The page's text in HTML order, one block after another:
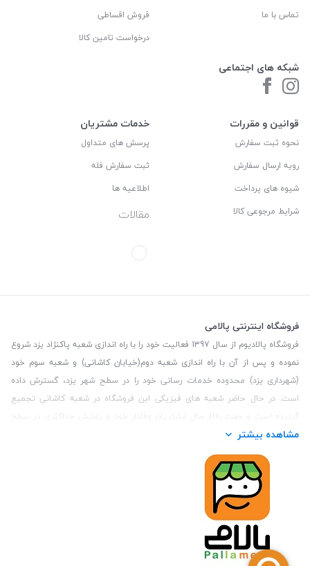
تماس با ما
شبکه های اجتماعی
فروش اقساطی
درخواست تامین کالا
قوانین و مقررات
نحوه ثبت سفارش
رویه ارسال سفارش
شیوه های پرداخت
شرایط مرجوعی کالا
خدمات مشتریان
پرسش های متداول
ثبت سفارش فله
اطلاعیه ها
مقالات
فروشگاه اینترنتی پالامی
فروشگاه پالادیوم از سال 1397 فعالیت خود را با راه اندازی شعبه پاکنژاد یزد شروع
نموده و پس از آن با راه اندازی شعبه دوم(خیابان کاشانی) و شعبه سوم خود
(شهرداری یزد) محدوده خدمات رسانی خود را در سطح شهر یزد، گسترش داده
است. در حال حاضر شعبه های فیزیکی این فروشگاه در شعبه کاشانی تجمیع
گردیده است و جهت رفاه حال مشتریان وفادار خود و پوشش حداکثری در سطح
استان یزد و همچنین مشتریان سطح کشور، فروشگاه اینترنتی پالامی را راه اندازی
نموده است. هدف فروشگاه اینترنتی پالامی فراهم نمودن یک خرید اینترنتی
مطمئن، با کالاهای متنوع، باکیفیت و دارای قیمت مناسب می باشد که مشتری
بتواند در مدت زمان کوتاه کالاهای خود را سفارش داده و در زمان مورد نظر خود
تحویل بگیرد و در صورت وجود عدم تطابق سفارش و کالای تحویل شده ضمانت
بازگشت کالا هم داشته باشد. سابقه درخشان در فروش حضوری و جذب مشتریان و
انعقاد قرارداد با ارگان های دولتی و خصوصی از افتخارات این مجموعه می باشد.
یکی از مهم‌ترین دغدغه‌های کاربران خرید اینترنتی، این است که کالای خریداری
مشاهده بیشتر